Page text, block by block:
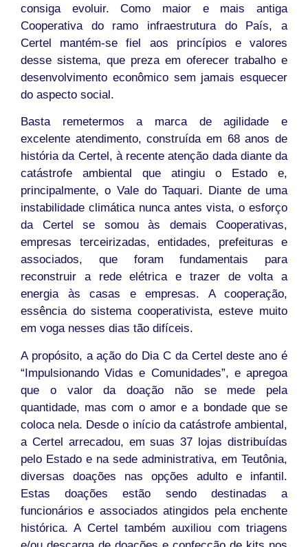
consiga evoluir. Como maior e mais antiga
Cooperativa do ramo infraestrutura do País, a
Certel mantém-se fiel aos princípios e valores
desse sistema, que preza em oferecer trabalho e
desenvolvimento econômico sem jamais esquecer
do aspecto social.
Basta remetermos a marca de agilidade e
excelente atendimento, construída em 68 anos de
história da Certel, à recente atenção dada diante da
catástrofe ambiental que atingiu o Estado e,
principalmente, o Vale do Taquari. Diante de uma
instabilidade climática nunca antes vista, o esforço
da Certel se somou às demais Cooperativas,
empresas terceirizadas, entidades, prefeituras e
associados, que foram fundamentais para
reconstruir a rede elétrica e trazer de volta a
energia às casas e empresas. A cooperação,
essência do sistema cooperativista, esteve muito
em voga nesses dias tão difíceis.
A propósito, a ação do Dia C da Certel deste ano é
“Impulsionando Vidas e Comunidades”, e apregoa
que o valor da doação não se mede pela
quantidade, mas com o amor e a bondade que se
coloca nela. Desde o início da catástrofe ambiental,
a Certel arrecadou, em suas 37 lojas distribuídas
pelo Estado e na sede administrativa, em Teutônia,
diversas doações nas opções adulto e infantil.
Estas doações estão sendo destinadas a
funcionários e associados atingidos pela enchente
histórica. A Certel também auxiliou com triagens